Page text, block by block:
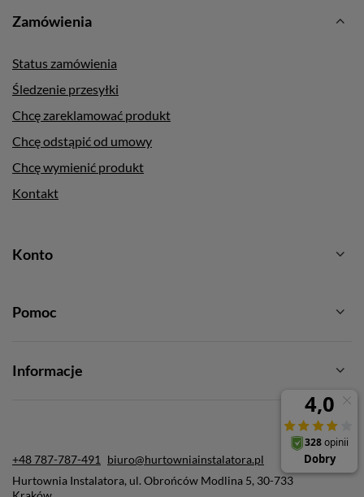
Zamówienia
Status zamówienia
Śledzenie przesyłki
Chcę zareklamować produkt
Chcę odstąpić od umowy
Chcę wymienić produkt
Kontakt
Konto
Pomoc
Informacje
+48 787-787-491
biuro@hurtowniainstalatora.pl
Hurtownia Instalatora, ul. Obrońców Modlina 5, 30-733